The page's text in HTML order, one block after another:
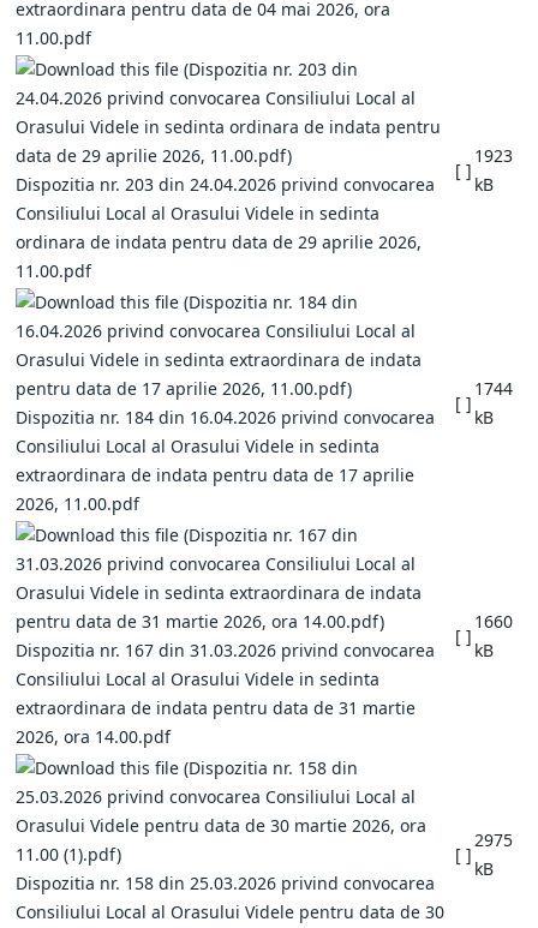
extraordinara pentru data de 04 mai 2026, ora
11.00.pdf
Dispozitia nr. 203 din 24.04.2026 privind convocarea
Consiliului Local al Orasului Videle in sedinta
ordinara de indata pentru data de 29 aprilie 2026,
11.00.pdf
[ ]
1923
kB
Dispozitia nr. 184 din 16.04.2026 privind convocarea
Consiliului Local al Orasului Videle in sedinta
extraordinara de indata pentru data de 17 aprilie
2026, 11.00.pdf
[ ]
1744
kB
Dispozitia nr. 167 din 31.03.2026 privind convocarea
Consiliului Local al Orasului Videle in sedinta
extraordinara de indata pentru data de 31 martie
2026, ora 14.00.pdf
[ ]
1660
kB
Dispozitia nr. 158 din 25.03.2026 privind convocarea
Consiliului Local al Orasului Videle pentru data de 30
[ ]
2975
kB